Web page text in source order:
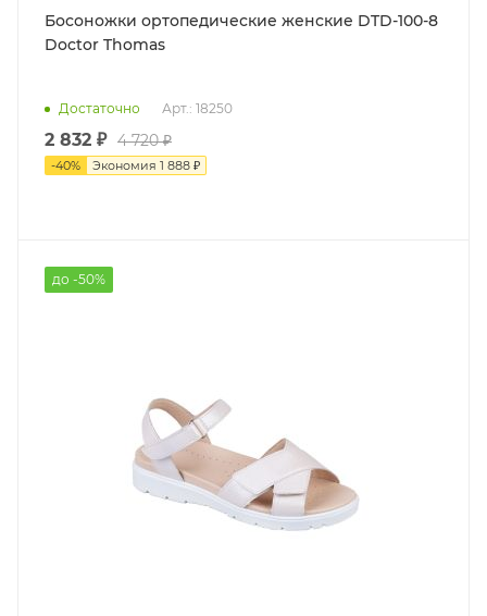
Босоножки ортопедические женские DTD-100-8
Doctor Thomas
Достаточно Арт.: 18250
2 832 ₽ 4 720 ₽
-40% Экономия 1 888 ₽
до -50%